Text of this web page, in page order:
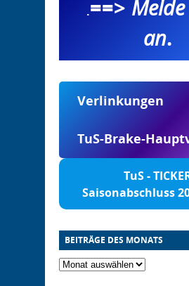
.==>
an.
Verlinkungen
TuS-Brake-
TuS -
Saisonabschluss
BEITRÄGE DES MONATS